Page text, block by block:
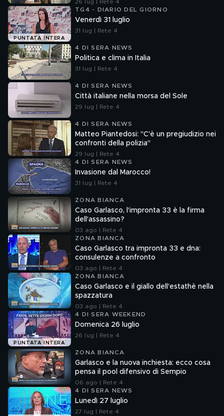
26 lug | Rete 4
PUNTATA INTERA
TG4 - DIARIO DEL GIORNO
Venerdì 31 luglio
31 lug | Rete 4
4 DI SERA NEWS
Politica e clima in Italia
31 lug | Rete 4
4 DI SERA NEWS
Città italiane nella morsa del Sole
29 lug | Rete 4
4 DI SERA NEWS
Matteo Piantedosi: "C'è un pregiudizio nei
confronti della polizia"
29 lug | Rete 4
4 DI SERA NEWS
Invasione dal Marocco!
31 lug | Rete 4
ZONA BIANCA
Caso Garlasco, l'impronta 33 è la firma
dell'assassino?
03 ago | Rete 4
ZONA BIANCA
Caso Garlasco tra impronta 33 e dna:
consulenze a confronto
03 ago | Rete 4
ZONA BIANCA
Caso Garlasco e il giallo dell'estathè nella
spazzatura
03 ago | Rete 4
PUNTATA INTERA
4 DI SERA WEEKEND
Domenica 26 luglio
26 lug | Rete 4
ZONA BIANCA
Garlasco e la nuova inchiesta: ecco cosa
pensa il pool difensivo di Sempio
06 ago | Rete 4
4 DI SERA NEWS
Lunedì 27 luglio
27 lug | Rete 4